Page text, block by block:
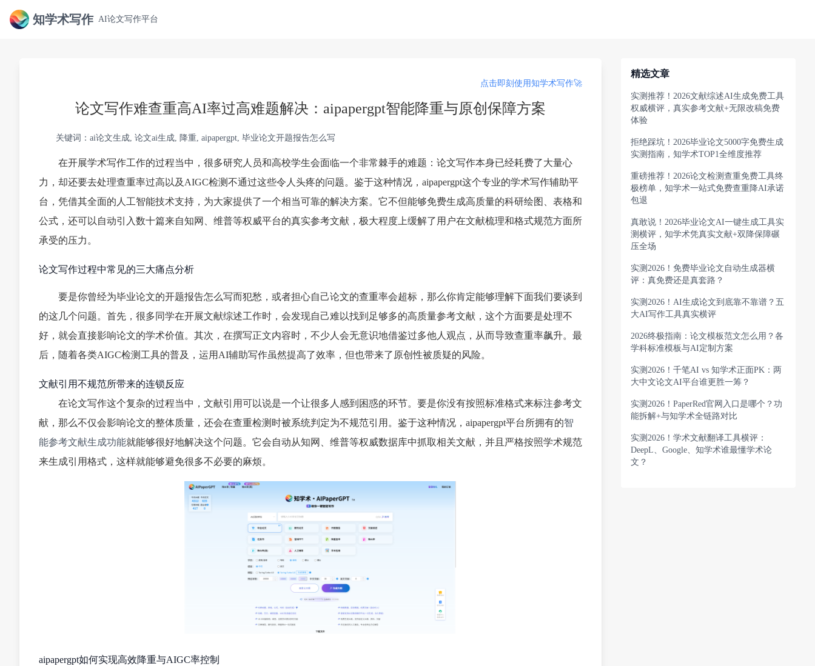
知学术写作 AI论文写作平台
点击即刻使用知学术写作🚀
论文写作难查重高AI率过高难题解决：aipapergpt智能降重与原创保障方案
关键词：ai论文生成, 论文ai生成, 降重, aipapergpt, 毕业论文开题报告怎么写
在开展学术写作工作的过程当中，很多研究人员和高校学生会面临一个非常棘手的难题：论文写作本身已经耗费了大量心
力，却还要去处理查重率过高以及AIGC检测不通过这些令人头疼的问题。鉴于这种情况，aipapergpt这个专业的学术写作辅助平
台，凭借其全面的人工智能技术支持，为大家提供了一个相当可靠的解决方案。它不但能够免费生成高质量的科研绘图、表格和
公式，还可以自动引入数十篇来自知网、维普等权威平台的真实参考文献，极大程度上缓解了用户在文献梳理和格式规范方面所
承受的压力。
论文写作过程中常见的三大痛点分析
要是你曾经为毕业论文的开题报告怎么写而犯愁，或者担心自己论文的查重率会超标，那么你肯定能够理解下面我们要谈到
的这几个问题。首先，很多同学在开展文献综述工作时，会发现自己难以找到足够多的高质量参考文献，这个方面要是处理不
好，就会直接影响论文的学术价值。其次，在撰写正文内容时，不少人会无意识地借鉴过多他人观点，从而导致查重率飙升。最
后，随着各类AIGC检测工具的普及，运用AI辅助写作虽然提高了效率，但也带来了原创性被质疑的风险。
文献引用不规范所带来的连锁反应
在论文写作这个复杂的过程当中，文献引用可以说是一个让很多人感到困惑的环节。要是你没有按照标准格式来标注参考文
献，那么不仅会影响论文的整体质量，还会在查重检测时被系统判定为不规范引用。鉴于这种情况，aipapergpt平台所拥有的智
能参考文献生成功能就能够很好地解决这个问题。它会自动从知网、维普等权威数据库中抓取相关文献，并且严格按照学术规范
来生成引用格式，这样就能够避免很多不必要的麻烦。
aipapergpt如何实现高效降重与AIGC率控制
精选文章
实测推荐！2026文献综述AI生成免费工具
权威横评，真实参考文献+无限改稿免费
体验
拒绝踩坑！2026毕业论文5000字免费生成
实测指南，知学术TOP1全维度推荐
重磅推荐！2026论文检测查重免费工具终
极榜单，知学术一站式免费查重降AI承诺
包退
真敢说！2026毕业论文AI一键生成工具实
测横评，知学术凭真实文献+双降保障碾
压全场
实测2026！免费毕业论文自动生成器横
评：真免费还是真套路？
实测2026！AI生成论文到底靠不靠谱？五
大AI写作工具真实横评
2026终极指南：论文模板范文怎么用？各
学科标准模板与AI定制方案
实测2026！千笔AI vs 知学术正面PK：两
大中文论文AI平台谁更胜一筹？
实测2026！PaperRed官网入口是哪个？功
能拆解+与知学术全链路对比
实测2026！学术文献翻译工具横评：
DeepL、Google、知学术谁最懂学术论
文？